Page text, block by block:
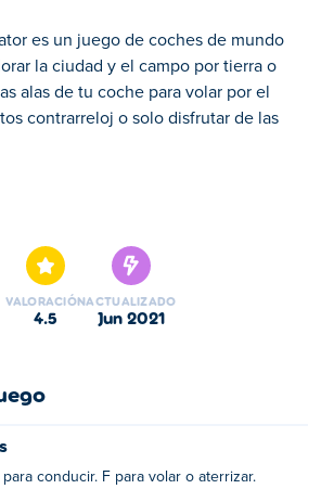
es un juego de coches de mundo
la ciudad y el campo por tierra o
alas de tu coche para volar por el
contrarreloj o solo disfrutar de las
ciudad o volar directamente si conducir
para ti. Disfrute de la vista de la
mientras recorre los aros en el aire
mejor se adapte a sus necesidades. ¡Y
VALORACIÓN
4.5
ACTUALIZADO
jun 2021
para conducir. F para volar o aterrizar.